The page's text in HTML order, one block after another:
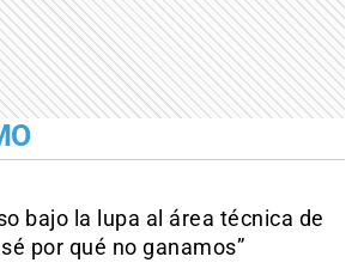
bajo la lupa al área técnica de
por qué no ganamos”